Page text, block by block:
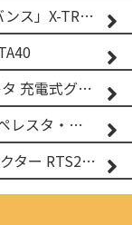
STIHL フォレストリーハーネス「アドバンス」X-TREEm
押すだけフィールドを制覇する！ マキタ 充電式グランドトリマー MUG001G
ISEKI 直進＆旋回アシストシステム（オペレスタ・ターン）搭載 イセキ 乗用田植機 PRJ8D-ZJL
低床トラクターで枝こなし イセキトラクター RTS205NS & フレールモア FNC1202F